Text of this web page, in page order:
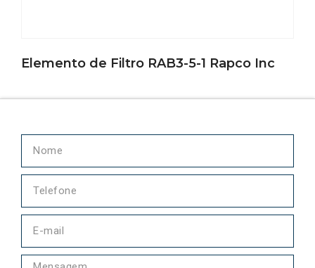
Elemento de Filtro RAB3-5-1 Rapco Inc